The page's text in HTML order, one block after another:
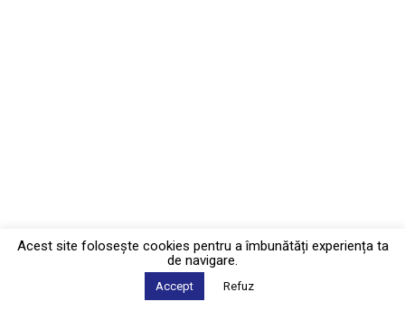
Acest site foloseşte cookies pentru a îmbunătăți experiența ta
de navigare.
Accept Refuz